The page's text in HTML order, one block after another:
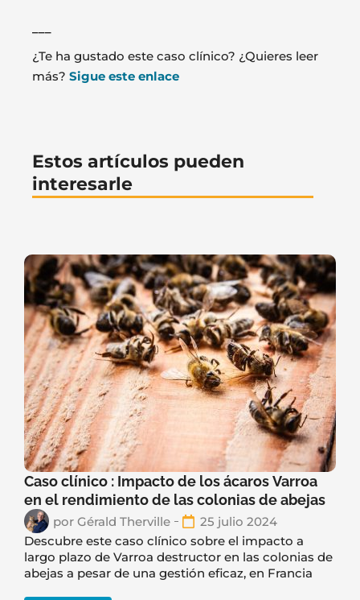
¿Te ha gustado este caso clínico? ¿Quieres leer
más? Sigue este enlace
Estos artículos pueden
interesarle
Caso clínico : Impacto de los ácaros Varroa
en el rendimiento de las colonias de abejas
por Gérald Therville
25 julio 2024
Descubre este caso clínico sobre el impacto a
largo plazo de Varroa destructor en las colonias de
abejas a pesar de una gestión eficaz, en Francia